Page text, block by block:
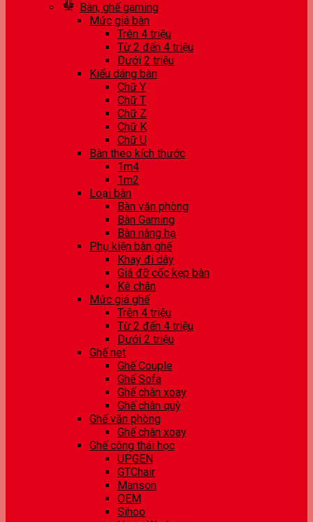
Bàn, ghế gaming
Mức giá bàn
Trên 4 triệu
Từ 2 đến 4 triệu
Dưới 2 triệu
Kiểu dáng bàn
Chữ Y
Chữ T
Chữ Z
Chữ K
Chữ U
Bàn theo kích thước
1m4
1m2
Loại bàn
Bàn văn phòng
Bàn Gaming
Bàn nâng hạ
Phụ kiện bàn ghế
Khay đi dây
Giá đỡ cốc kẹp bàn
Kê chân
Mức giá ghế
Trên 4 triệu
Từ 2 đến 4 triệu
Dưới 2 triệu
Ghế net
Ghế Couple
Ghế Sofa
Ghế chân xoay
Ghế chân quỳ
Ghế văn phòng
Ghế chân xoay
Ghế công thái học
UPGEN
GTChair
Manson
OEM
Sihoo